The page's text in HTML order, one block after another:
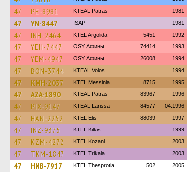
47 PE-8981 KTEAL Patras 1981
47 YN-8447 ISAP 1981
47 INH-2464 KTEL Argolida 5451 1992
47 YEH-7447 OSY Афины 74414 1993
47 YEM-4947 OSY Афины 26008 1994
47 BON-3744 KTEAL Volos 1994
47 KMH-2037 KTEL Messinia 8715 1995
47 AZA-1890 KTEAL Patras 83967 1996
47 PIX-9147 KTEAL Larissa 84577 04.1996
47 HAN-2252 KTEL Elis 88039 1997
47 INZ-9375 KTEL Kilkis 1999
47 KZM-4272 ΚΤΕL Kozani 2003
47 TKM-1847 ΚΤΕL Τrikala 2003
47 HNB-7917 KTEL Thesprotia 502 2005